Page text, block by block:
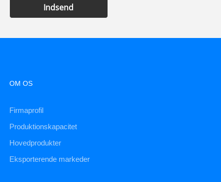
Indsend
OM OS
Firmaprofil
Produktionskapacitet
Hovedprodukter
Eksporterende markeder